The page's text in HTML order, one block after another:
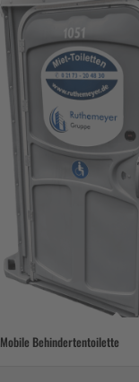
Mobile Behindertentoilette